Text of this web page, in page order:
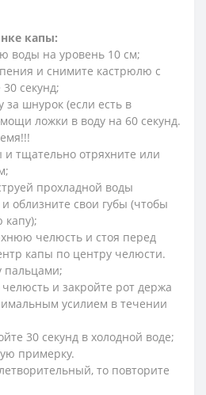
капы:
воды на уровень 10 см;
и снимите кастрюлю с
секунд;
за шнурок (если есть в
ложки в воду на 60 секунд.
и тщательно отряхните или
прохладной воды
облизните свои губы (чтобы
капу);
челюсть и стоя перед
капы по центру челюсти.
пальцами;
и закройте рот держа
усилием в течении
30 секунд в холодной воде;
примерку.
то повторите